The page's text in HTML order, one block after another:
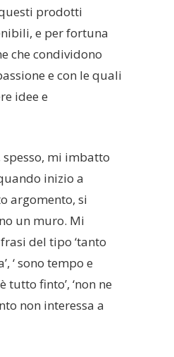
prodotti
e per fortuna
che condividono
e con le quali
idee e
mi imbatto
inizio a
argomento, si
un muro. Mi
del tipo ‘tanto
‘ sono tempo e
tutto finto’, ‘non ne
non interessa a